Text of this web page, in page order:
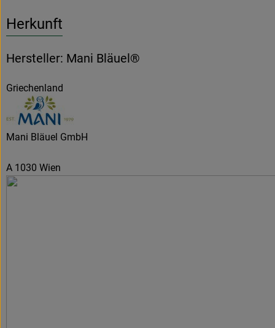
Herkunft
Hersteller: Mani Bläuel®
Griechenland
Mani Bläuel GmbH
A 1030 Wien